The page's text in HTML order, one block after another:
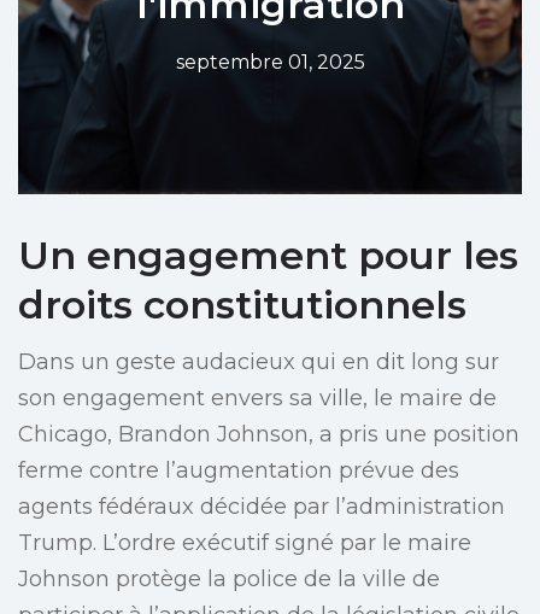
septembre 01, 2025
Un engagement pour les
droits constitutionnels
Dans un geste audacieux qui en dit long sur
son engagement envers sa ville, le maire de
Chicago, Brandon Johnson, a pris une position
ferme contre l’augmentation prévue des
agents fédéraux décidée par l’administration
Trump. L’ordre exécutif signé par le maire
Johnson protège la police de la ville de